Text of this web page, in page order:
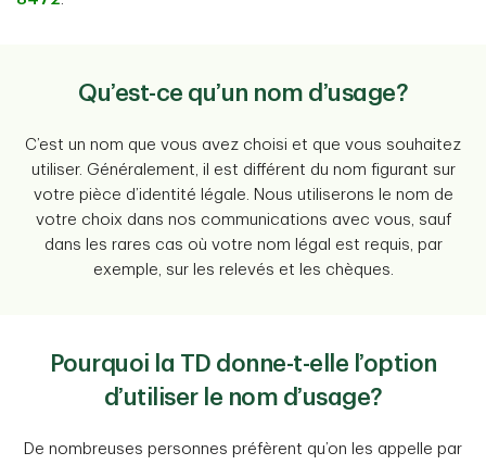
Qu’est-ce qu’un nom d’usage?
C’est un nom que vous avez choisi et que vous souhaitez
utiliser. Généralement, il est différent du nom figurant sur
votre pièce d’identité légale. Nous utiliserons le nom de
votre choix dans nos communications avec vous, sauf
dans les rares cas où votre nom légal est requis, par
exemple, sur les relevés et les chèques.
Pourquoi la TD donne-t-elle l’option
d’utiliser le nom d’usage?
De nombreuses personnes préfèrent qu’on les appelle par